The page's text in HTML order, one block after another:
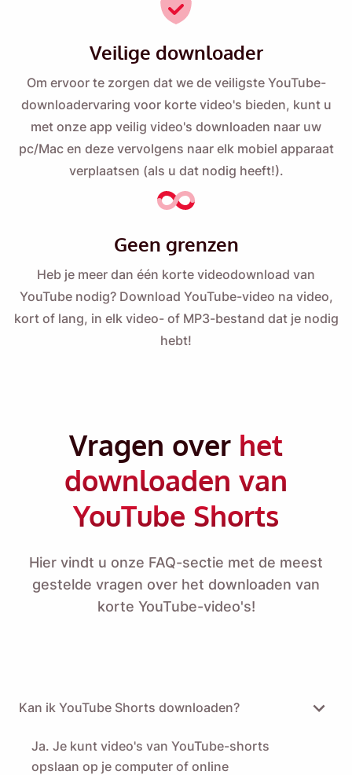
Veilige downloader
Om ervoor te zorgen dat we de veiligste YouTube-
downloadervaring voor korte video's bieden, kunt u
met onze app veilig video's downloaden naar uw
pc/Mac en deze vervolgens naar elk mobiel apparaat
verplaatsen (als u dat nodig heeft!).
Geen grenzen
Heb je meer dan één korte videodownload van
YouTube nodig? Download YouTube-video na video,
kort of lang, in elk video- of MP3-bestand dat je nodig
hebt!
Vragen over het
downloaden van
YouTube Shorts
Hier vindt u onze FAQ-sectie met de meest
gestelde vragen over het downloaden van
korte YouTube-video's!
Kan ik YouTube Shorts downloaden?
Ja. Je kunt video's van YouTube-shorts
opslaan op je computer of online